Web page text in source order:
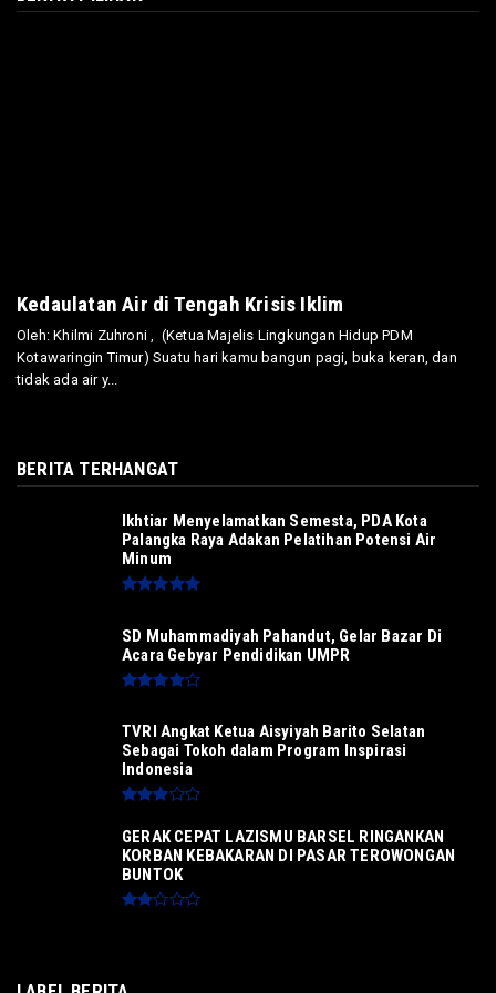
Kedaulatan Air di Tengah Krisis Iklim
Oleh: Khilmi Zuhroni , (Ketua Majelis Lingkungan Hidup PDM
Kotawaringin Timur) Suatu hari kamu bangun pagi, buka keran, dan
tidak ada air y...
BERITA TERHANGAT
Ikhtiar Menyelamatkan Semesta, PDA Kota
Palangka Raya Adakan Pelatihan Potensi Air
Minum
SD Muhammadiyah Pahandut, Gelar Bazar Di
Acara Gebyar Pendidikan UMPR
TVRI Angkat Ketua Aisyiyah Barito Selatan
Sebagai Tokoh dalam Program Inspirasi
Indonesia
GERAK CEPAT LAZISMU BARSEL RINGANKAN
KORBAN KEBAKARAN DI PASAR TEROWONGAN
BUNTOK